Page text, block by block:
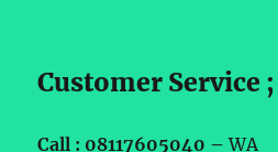
Customer Service ;
Call : 08117605040 –WA